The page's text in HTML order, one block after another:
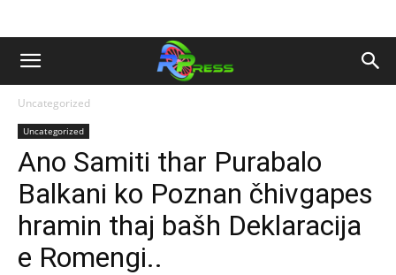
Uncategorized
Uncategorized
Ano Samiti thar Purabalo
Balkani ko Poznan čhivgapes
hramin thaj bašh Deklaracija
e Romengi..